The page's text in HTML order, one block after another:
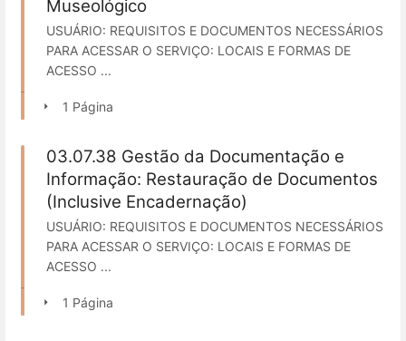
Museológico
USUÁRIO: REQUISITOS E DOCUMENTOS NECESSÁRIOS
PARA ACESSAR O SERVIÇO: LOCAIS E FORMAS DE
ACESSO ...
1 Página
03.07.38 Gestão da Documentação e
Informação: Restauração de Documentos
(Inclusive Encadernação)
USUÁRIO: REQUISITOS E DOCUMENTOS NECESSÁRIOS
PARA ACESSAR O SERVIÇO: LOCAIS E FORMAS DE
ACESSO ...
1 Página